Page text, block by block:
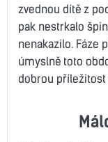
zvednou dítě z
pak nestrkalo
nenakazilo. Fáze
úmyslně toto
dobrou